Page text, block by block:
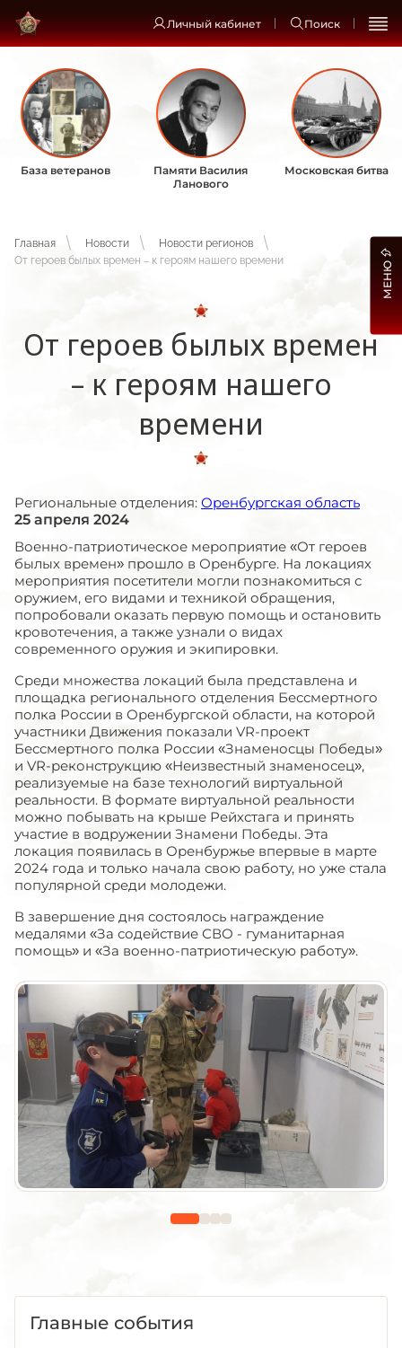
Личный кабинет Поиск
База ветеранов
Памяти Василия
Ланового
Московская битва
Главная Новости
Новости регионов
От героев былых времен – к героям нашего времени
От героев былых времен
– к героям нашего
времени
Региональные отделения: Оренбургская область
25 апреля 2024
Военно-патриотическое мероприятие «От героев
былых времен» прошло в Оренбурге. На локациях
мероприятия посетители могли познакомиться с
оружием, его видами и техникой обращения,
попробовали оказать первую помощь и остановить
кровотечения, а также узнали о видах
современного оружия и экипировки.
Среди множества локаций была представлена и
площадка регионального отделения Бессмертного
полка России в Оренбургской области, на которой
участники Движения показали VR-проект
Бессмертного полка России «Знаменосцы Победы»
и VR-реконструкцию «Неизвестный знаменосец»,
реализуемые на базе технологий виртуальной
реальности. В формате виртуальной реальности
можно побывать на крыше Рейхстага и принять
участие в водружении Знамени Победы. Эта
локация появилась в Оренбуржье впервые в марте
2024 года и только начала свою работу, но уже стала
популярной среди молодежи.
В завершение дня состоялось награждение
медалями «За содействие СВО - гуманитарная
помощь» и «За военно-патриотическую работу».
Главные события
МЕНЮ